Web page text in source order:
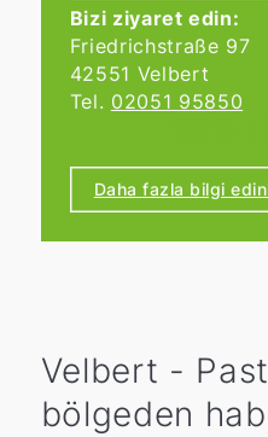
Bizi ziyaret edin:
Friedrichstraße 97
42551 Velbert
Tel. 02051 95850
Pazartesi'den
saatleri arasında
Daha fazla bilgi
Velbert -
bölgeden